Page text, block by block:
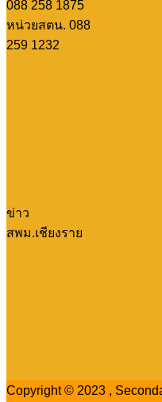
088 258 1875
หน่วยสตน. 088
259 1232
ข่าว
สพม.เชียงราย
Copyright © 2023 ,